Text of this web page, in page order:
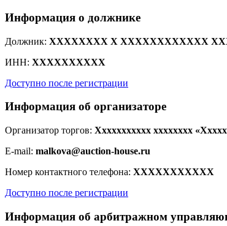
Информация о должнике
Должник: XXXXXXXX X XXXXXXXXXXXX
ИНН: XXXXXXXXXX
Доступно после регистрации
Информация об организаторе
Организатор торгов: Xxxxxxxxxxx xxxxxxxx
E-mail: malkova@auction-house.ru
Номер контактного телефона: XXXXXXXXXXX
Доступно после регистрации
Информация об арбитражном